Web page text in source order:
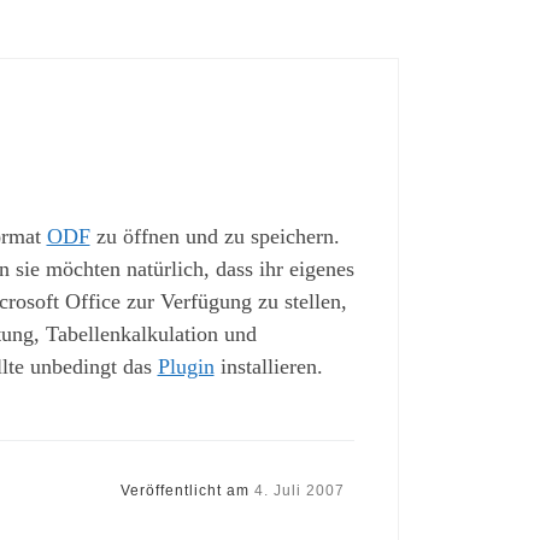
ODFzu öffnen und zu speichern.
möchten natürlich, dass ihr eigenes
Office zur Verfügung zu stellen,
Tabellenkalkulation und
unbedingt das Plugin installieren.
Veröffentlicht am 4. Juli 2007